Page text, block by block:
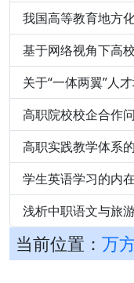
我国高等教育地方
基于网络视角下高
关于“一体两翼”人
高职院校校企合作
高职实践教学体系
学生英语学习的内
浅析中职语文与旅
当前位置： 万